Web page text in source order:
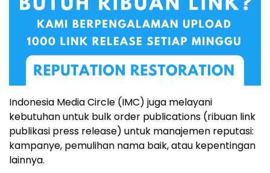
Indonesia Media Circle (IMC) juga melayani
kebutuhan untuk bulk order publications (ribuan link
publikasi press release) untuk manajemen reputasi:
kampanye, pemulihan nama baik, atau kepentingan
lainnya.